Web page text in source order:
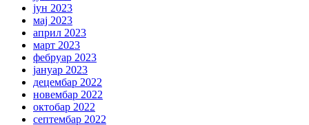
јун 2023
мај 2023
април 2023
март 2023
фебруар 2023
јануар 2023
децембар 2022
новембар 2022
октобар 2022
септембар 2022